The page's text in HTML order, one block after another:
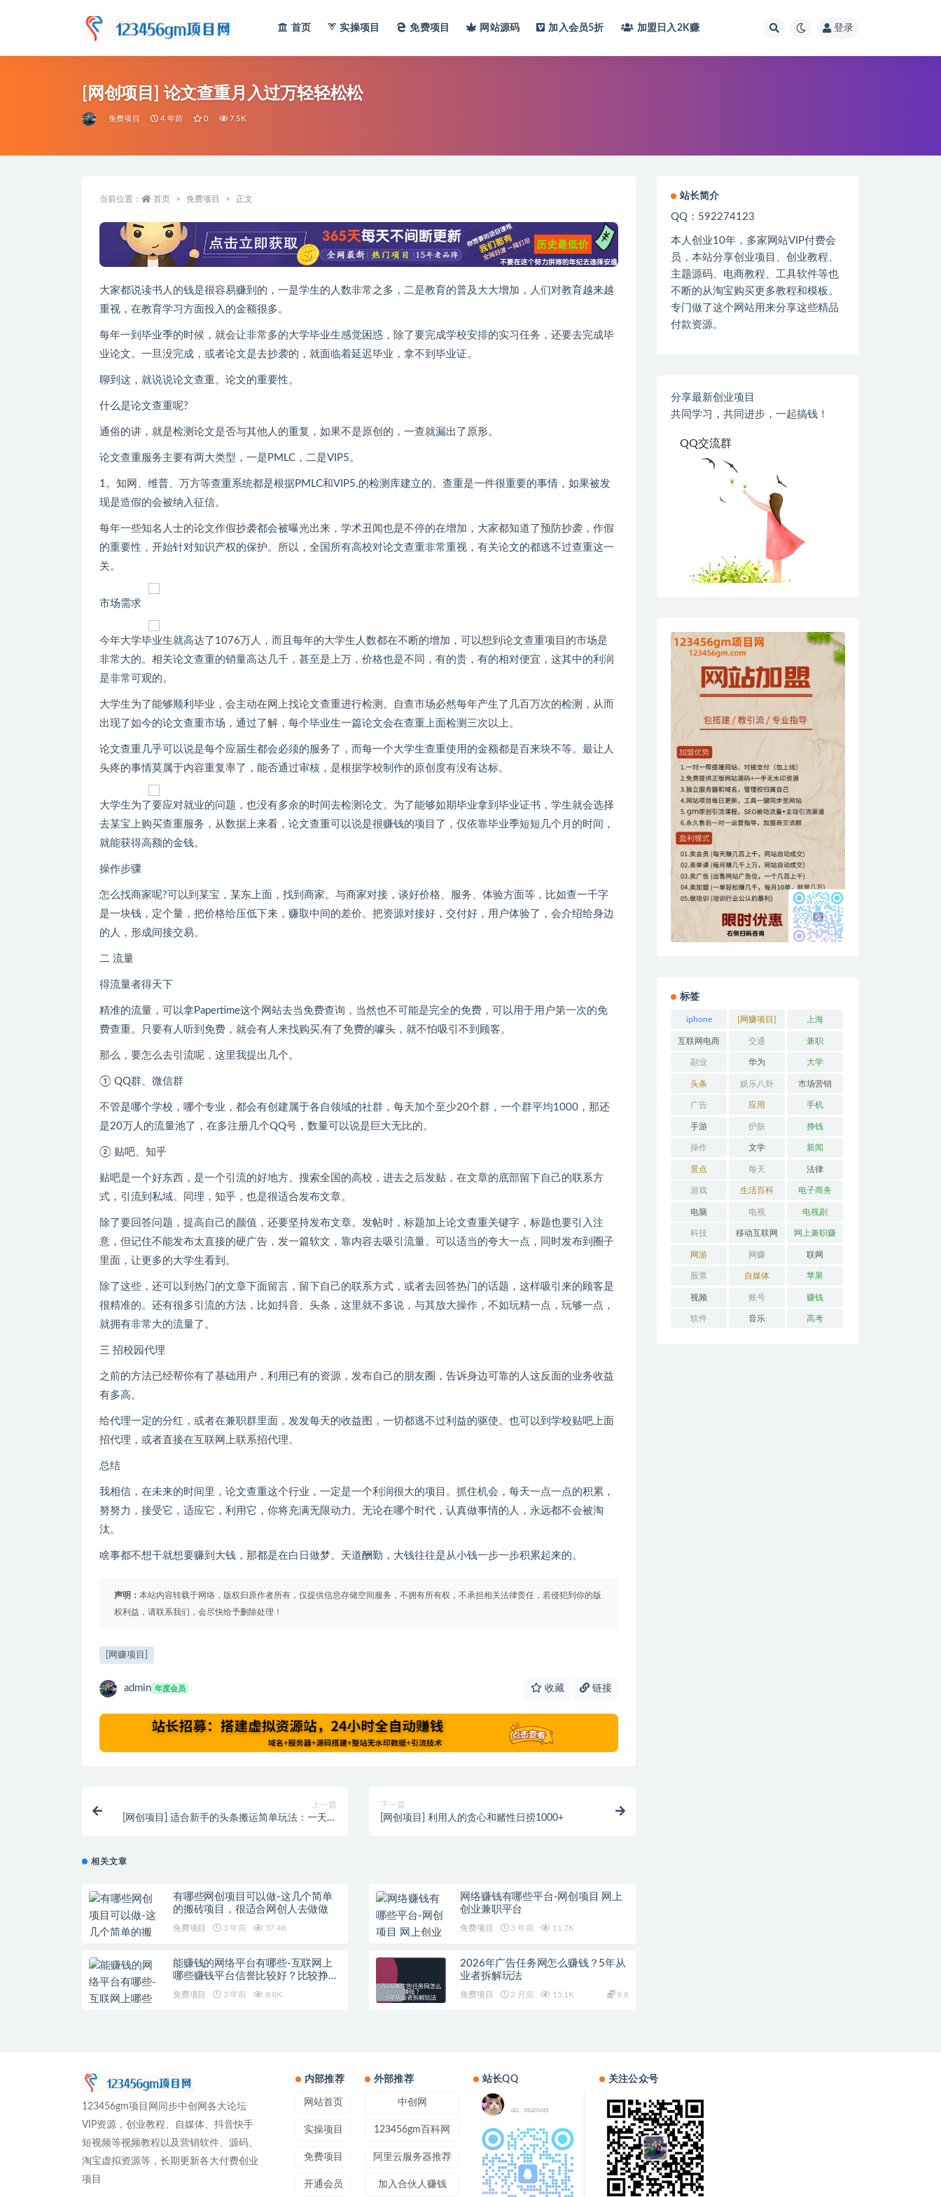
首页 实操项目 免费项目 网站源码 加入会员5折 加盟日入2K赚 登录
[网创项目] 论文查重月入过万轻轻松松
免费项目 4 年前 0 7.5K
当前位置： 首页 免费项目 正文
大家都说读书人的钱是很容易赚到的，一是学生的人数非常之多，二是教育的普及大大增加，人们对教育越来越
重视，在教育学习方面投入的金额很多。
每年一到毕业季的时候，就会让非常多的大学毕业生感觉困惑，除了要完成学校安排的实习任务，还要去完成毕
业论文。一旦没完成，或者论文是去抄袭的，就面临着延迟毕业，拿不到毕业证。
聊到这，就说说论文查重。论文的重要性。
什么是论文查重呢?
通俗的讲，就是检测论文是否与其他人的重复，如果不是原创的，一查就漏出了原形。
论文查重服务主要有两大类型，一是PMLC，二是VIP5。
1。知网、维普、万方等查重系统都是根据PMLC和VIP5.的检测库建立的。查重是一件很重要的事情，如果被发
现是造假的会被纳入征信。
每年一些知名人士的论文作假抄袭都会被曝光出来，学术丑闻也是不停的在增加，大家都知道了预防抄袭，作假
的重要性，开始针对知识产权的保护。所以，全国所有高校对论文查重非常重视，有关论文的都逃不过查重这一
关。
市场需求
今年大学毕业生就高达了1076万人，而且每年的大学生人数都在不断的增加，可以想到论文查重项目的市场是
非常大的。相关论文查重的销量高达几千，甚至是上万，价格也是不同，有的贵，有的相对便宜，这其中的利润
是非常可观的。
大学生为了能够顺利毕业，会主动在网上找论文查重进行检测。自查市场必然每年产生了几百万次的检测，从而
出现了如今的论文查重市场，通过了解，每个毕业生一篇论文会在查重上面检测三次以上。
论文查重几乎可以说是每个应届生都会必须的服务了，而每一个大学生查重使用的金额都是百来块不等。最让人
头疼的事情莫属于内容重复率了，能否通过审核，是根据学校制作的原创度有没有达标。
大学生为了要应对就业的问题，也没有多余的时间去检测论文。为了能够如期毕业拿到毕业证书，学生就会选择
去某宝上购买查重服务，从数据上来看，论文查重可以说是很赚钱的项目了，仅依靠毕业季短短几个月的时间，
就能获得高额的金钱。
操作步骤
怎么找商家呢?可以到某宝，某东上面，找到商家。与商家对接，谈好价格、服务、体验方面等，比如查一千字
是一块钱，定个量，把价格给压低下来，赚取中间的差价。把资源对接好，交付好，用户体验了，会介绍给身边
的人，形成间接交易。
二 流量
得流量者得天下
精准的流量，可以拿Papertime这个网站去当免费查询，当然也不可能是完全的免费，可以用于用户第一次的免
费查重。只要有人听到免费，就会有人来找购买,有了免费的噱头，就不怕吸引不到顾客。
那么，要怎么去引流呢，这里我提出几个。
① QQ群、微信群
不管是哪个学校，哪个专业，都会有创建属于各自领域的社群，每天加个至少20个群，一个群平均1000，那还
是20万人的流量池了，在多注册几个QQ号，数量可以说是巨大无比的。
② 贴吧、知乎
贴吧是一个好东西，是一个引流的好地方。搜索全国的高校，进去之后发贴，在文章的底部留下自己的联系方
式，引流到私域。同理，知乎，也是很适合发布文章。
除了要回答问题，提高自己的颜值，还要坚持发布文章。发帖时，标题加上论文查重关键字，标题也要引入注
意，但记住不能发布太直接的硬广告，发一篇软文，靠内容去吸引流量。可以适当的夸大一点，同时发布到圈子
里面，让更多的大学生看到。
除了这些，还可以到热门的文章下面留言，留下自己的联系方式，或者去回答热门的话题，这样吸引来的顾客是
很精准的。还有很多引流的方法，比如抖音、头条，这里就不多说，与其放大操作，不如玩精一点，玩够一点，
就拥有非常大的流量了。
三 招校园代理
之前的方法已经帮你有了基础用户，利用已有的资源，发布自己的朋友圈，告诉身边可靠的人这反面的业务收益
有多高。
给代理一定的分红，或者在兼职群里面，发发每天的收益图，一切都逃不过利益的驱使。也可以到学校贴吧上面
招代理，或者直接在互联网上联系招代理。
总结
我相信，在未来的时间里，论文查重这个行业，一定是一个利润很大的项目。抓住机会，每天一点一点的积累，
努努力，接受它，适应它，利用它，你将充满无限动力。无论在哪个时代，认真做事情的人，永远都不会被淘
汰。
啥事都不想干就想要赚到大钱，那都是在白日做梦。天道酬勤，大钱往往是从小钱一步一步积累起来的。
声明： 本站内容转载于网络，版权归原作者所有，仅提供信息存储空间服务，不拥有所有权，不承担相关法律责任，若侵犯到你的版
权利益，请联系我们，会尽快给予删除处理！
[网赚项目]
admin 年度会员 收藏 链接
上一篇
[网创项目] 适合新手的头条搬运简单玩法：一天收
下一篇
[网创项目] 利用人的贪心和赌性日捞1000+
相关文章
有哪些网创项目可以做-这几个简单
的搬砖项目，很适合网创人去做做
免费项目 3 年前 37.4K
网络赚钱有哪些平台-网创项目 网上
创业兼职平台
免费项目 3 年前 11.7K
能赚钱的网络平台有哪些-互联网上
哪些赚钱平台信誉比较好？比较挣钱
的网创平台选择
免费项目 3 年前 8.8K
2026年广告任务网怎么赚钱？5年从
业者拆解玩法
免费项目 2 月前 15.1K 9.8
站长简介
QQ：592274123
本人创业10年，多家网站VIP付费会
员，本站分享创业项目、创业教程、
主题源码、电商教程、工具软件等也
不断的从淘宝购买更多教程和模板。
专门做了这个网站用来分享这些精品
付款资源。
分享最新创业项目
共同学习，共同进步，一起搞钱！
QQ交流群
标签
iphone [网赚项目] 上海
互联网电商 交通 兼职
副业 华为 大学
头条 娱乐八卦 市场营销
广告 应用 手机
手游 护肤 挣钱
操作 文学 新闻
景点 每天 法律
游戏 生活百科 电子商务
电脑 电视 电视剧
科技 移动互联网 网上兼职赚
钱
网游 网赚 联网
股票 自媒体 苹果
视频 账号 赚钱
软件 音乐 高考
123456gm项目网同步中创网各大论坛
VIP资源，创业教程、自媒体、抖音快手
短视频等视频教程以及营销软件、源码、
淘宝虚拟资源等，长期更新各大付费创业
项目
内部推荐
网站首页
实操项目
免费项目
开通会员
外部推荐
中创网
123456gm百科网
阿里云服务器推荐
加入合伙人赚钱
站长QQ 关注公众号